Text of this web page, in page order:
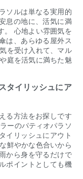
ソルは単なる実用的
息の地に、活気に満
。 心地よい雰囲気を
は、あらゆる屋外ス
を受け入れて、マル
庭を活気に満ちた魅
タイリッシュにア
る方法をお探しです
ーのパティオパラソ
イリッシュにアウト
鮮やかな色合いから
から身を守るだけで
ポイントとしても機